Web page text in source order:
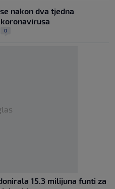
nakon dva tjedna
0
15.3 milijuna funti za